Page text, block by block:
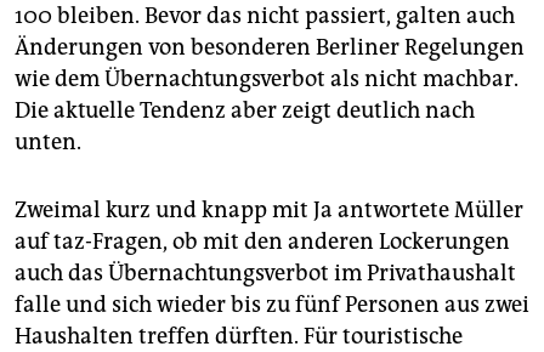
100 bleiben. Bevor das nicht passiert, galten auch
Änderungen von besonderen Berliner Regelungen
wie dem Übernachtungsverbot als nicht machbar.
Die aktuelle Tendenz aber zeigt deutlich nach
unten.
Zweimal kurz und knapp mit Ja antwortete Müller
auf taz-Fragen, ob mit den anderen Lockerungen
auch das Übernachtungsverbot im Privathaushalt
falle und sich wieder bis zu fünf Personen aus zwei
Haushalten treffen dürften. Für touristische